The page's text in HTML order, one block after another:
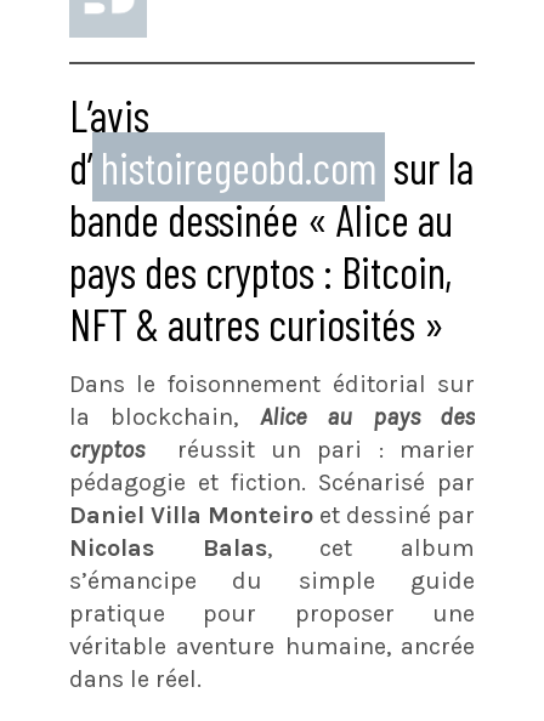
L’avis
d’ histoiregeobd.com sur la
bande dessinée « Alice au
pays des cryptos : Bitcoin,
NFT & autres curiosités »
Dans le foisonnement éditorial sur
la blockchain,Alice au pays des
cryptosréussit un pari : marier
pédagogie et fiction. Scénarisé par
Daniel Villa Monteiroet dessiné par
Nicolas Balas, cet album
s’émancipe du simple guide
pratique pour proposer une
véritable aventure humaine, ancrée
dans le réel.